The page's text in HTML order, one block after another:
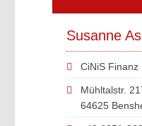
Susanne
CiNiS Finanz
Mühltalstr.
64625